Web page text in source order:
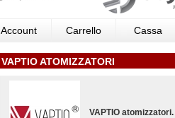
Account Carrello Cassa
VAPTIO ATOMIZZATORI
VAPTIO atomizzatori.